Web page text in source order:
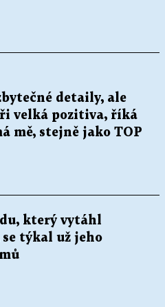
detaily, ale
velká pozitiva, říká
mě, stejně jako TOP
který vytáhl
týkal už jeho